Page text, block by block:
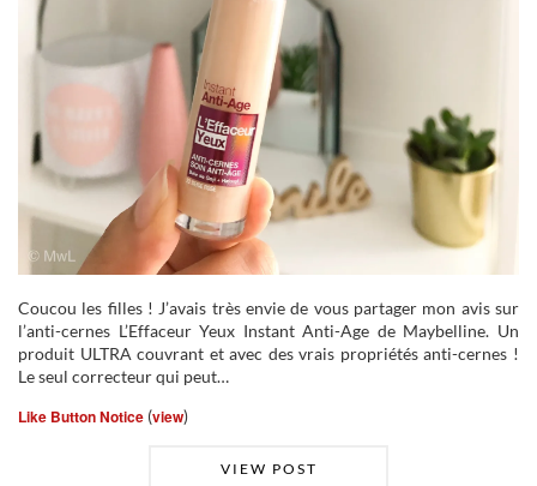
Coucou les filles ! J’avais très envie de vous partager mon avis sur
l’anti-cernes L’Effaceur Yeux Instant Anti-Age de Maybelline. Un
produit ULTRA couvrant et avec des vrais propriétés anti-cernes !
Le seul correcteur qui peut…
Like Button Notice (view)
VIEW POST